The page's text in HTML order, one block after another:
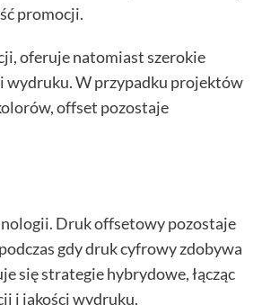
promocji.
oferuje natomiast szerokie
wydruku. W przypadku projektów
offset pozostaje
Druk offsetowy pozostaje
gdy druk cyfrowy zdobywa
się strategie hybrydowe, łącząc
i jakości wydruku.